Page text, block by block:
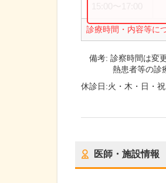
診療時間・内容等に
備考:診察時間は変
熱患者等の診
休診日:火・木・日・祝
医師・施設情報